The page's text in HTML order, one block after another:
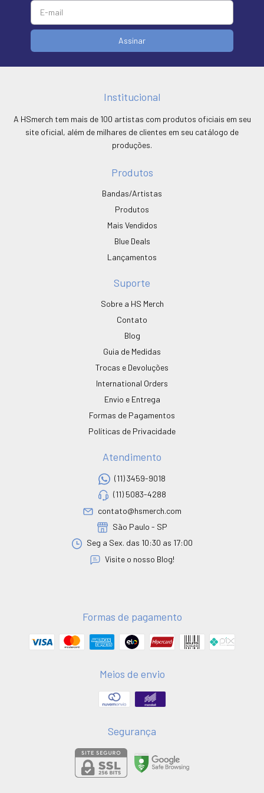
Institucional
A HSmerch tem mais de 100 artistas com produtos oficiais em seu
site oficial, além de milhares de clientes em seu catálogo de
produções.
Produtos
Bandas/Artistas
Produtos
Mais Vendidos
Blue Deals
Lançamentos
Suporte
Sobre a HS Merch
Contato
Blog
Guia de Medidas
Trocas e Devoluções
International Orders
Envio e Entrega
Formas de Pagamentos
Políticas de Privacidade
Atendimento
(11) 3459-9018
(11) 5083-4288
contato@hsmerch.com
São Paulo - SP
Seg a Sex. das 10:30 as 17:00
Visite o nosso Blog!
Formas de pagamento
Meios de envio
Segurança